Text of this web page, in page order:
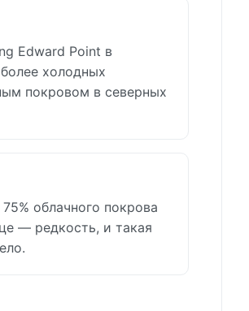
Edward Point в
холодных
покровом в северных
облачного покрова
— редкость, и такая